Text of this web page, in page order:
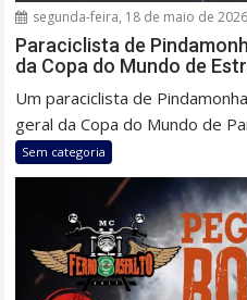
segunda-feira, 18 de maio de 2026
Paraciclista de
da Copa do Mundo de
Um paraciclista de
geral da Copa do Mundo de
Sem categoria